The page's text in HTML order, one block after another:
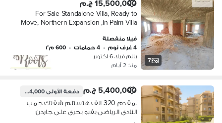
7
15,500,000 ج.م
For Sale Standalone Villa, Ready to
Move, Northern Expansion ,in Palm Villa
فيلا منفصلة
4 غرف نوم
• 4 حمامات • 600 م٢
بالم فيلا، 6 اكتوبر
منذ 2 أيام
5,400,000 ج.م دفعة الأولى324,000 ج.م
بمقدم 320 الف هتستلم شقتك جمب
النادى الرياضى بفيو بحرى على جاردن
ولاندسكيب فى كمبوند أشجار سيتى -